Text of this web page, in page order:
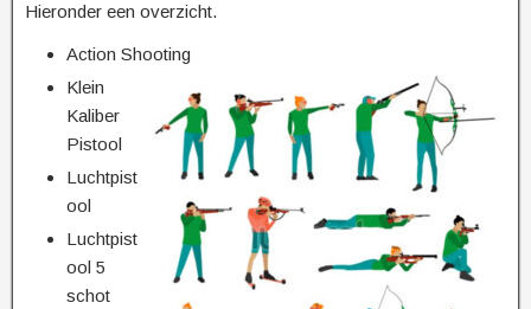
Hieronder een overzicht.
Action Shooting
Klein
Kaliber
Pistool
Luchtpist
ool
Luchtpist
ool 5
schot